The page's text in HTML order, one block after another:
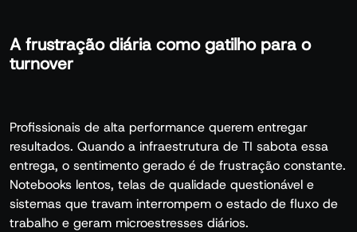
A frustração diária como gatilho para o
turnover
Profissionais de alta performance querem entregar
resultados. Quando a infraestrutura de TI sabota essa
entrega, o sentimento gerado é de frustração constante.
Notebooks lentos, telas de qualidade questionável e
sistemas que travam interrompem o estado de fluxo de
trabalho e geram microestresses diários.